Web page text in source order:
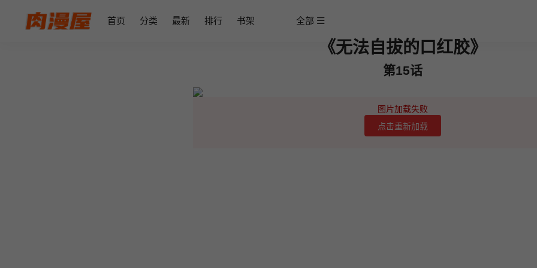
首页 分类 最新 排行 书架 全部
《无法自拔的口红胶》
第15话
图片加载失败
点击重新加载